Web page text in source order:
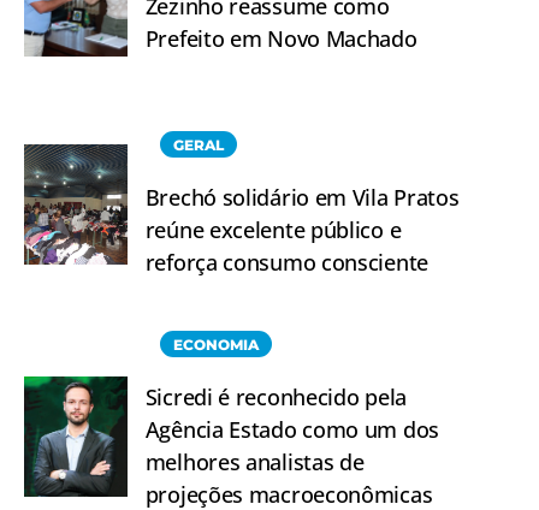
Prefeito em Novo Machado
GERAL
Brechó solidário em Vila Pratos
reúne excelente público e
reforça consumo consciente
ECONOMIA
Sicredi é reconhecido pela
Agência Estado como um dos
melhores analistas de
projeções macroeconômicas